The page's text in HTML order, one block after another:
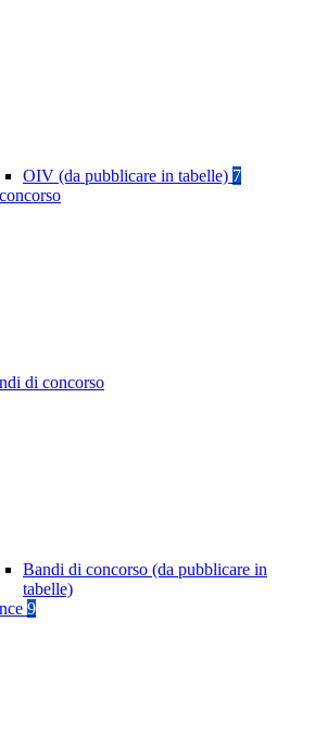
OIV (da pubblicare in tabelle) 7
di concorso
Bandi di concorso (da pubblicare in
tabelle)
9